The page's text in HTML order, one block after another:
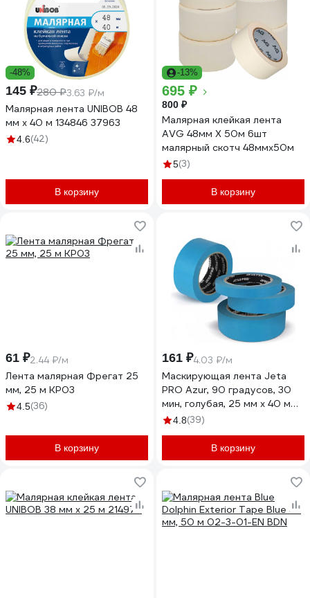
-48%
145 ₽280 ₽3.63 ₽/м
Малярная лента UNIBOB 48
мм х 40 м 134846 37963
4.6(42)
В корзину
-13%
695 ₽
800 ₽
Малярная клейкая лента
AVG 48мм Х 50м 6шт
малярный скотч 48ммх50м
5(3)
В корзину
61 ₽2.44 ₽/м
Лента малярная Фрегат 25
мм, 25 м КР03
4.5(36)
В корзину
161 ₽4.03 ₽/м
Маскирующая лента Jeta
PRO Azur, 90 градусов, 30
мин, голубая, 25 мм x 40 м
58490/25
4.8(39)
В корзину